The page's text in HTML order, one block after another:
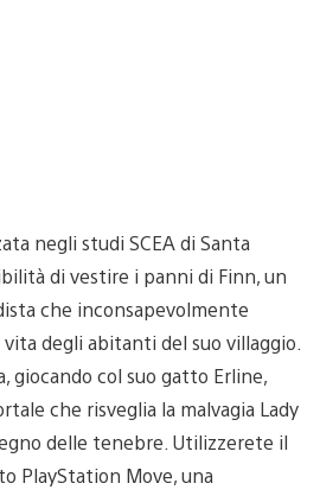
negli studi SCEA di Santa
di vestire i panni di Finn, un
che inconsapevolmente
degli abitanti del suo villaggio.
giocando col suo gatto Erline,
che risveglia la malvagia Lady
delle tenebre. Utilizzerete il
PlayStation Move, una